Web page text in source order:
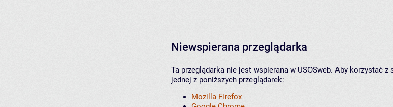
Niewspierana przeglądarka
Ta przeglądarka nie jest wspierana w USOSweb. Aby korzystać
jednej z poniższych przeglądarek:
Mozilla Firefox